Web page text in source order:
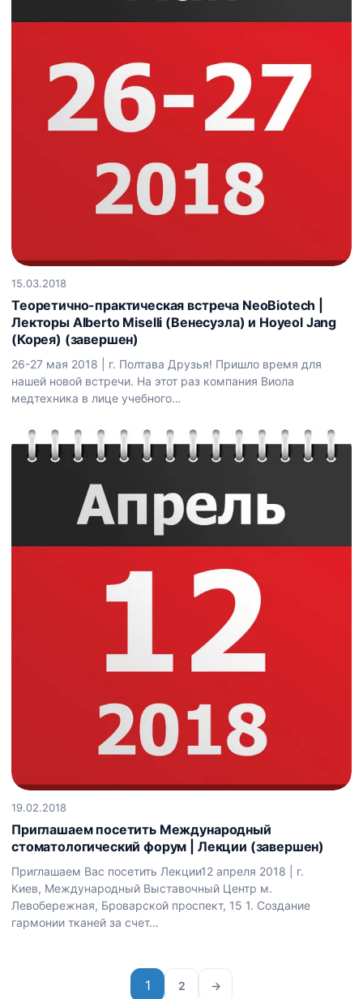
15.03.2018
Теоретично-практическая встреча NeoBiotech |
Лекторы Alberto Miselli (Венесуэла) и Hoyeol Jang
(Корея) (завершен)
26-27 мая 2018 | г. Полтава Друзья! Пришло время для
нашей новой встречи. На этот раз компания Виола
медтехника в лице учебного…
19.02.2018
Приглашаем посетить Международный
стоматологический форум | Лекции (завершен)
Приглашаем Вас посетить Лекции12 апреля 2018 | г.
Киев, Международный Выставочный Центр м.
Левобережная, Броварской проспект, 15 1. Создание
гармонии тканей за счет…
1 2 →